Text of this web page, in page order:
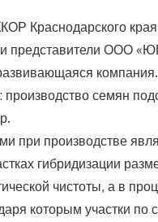
Краснодарского
представители ООО
компания.
семян
производстве
гибридизации
чистоты, а в
которым участки по